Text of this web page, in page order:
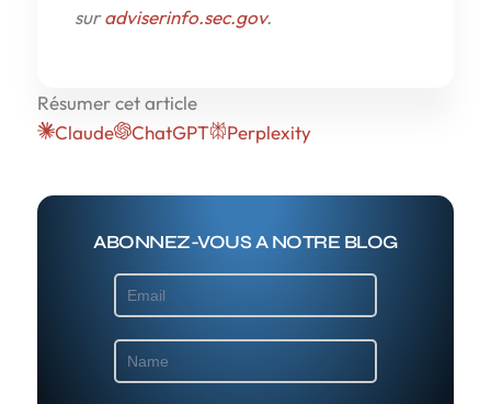
suradviserinfo.sec.gov.
Résumer cet article
Claude
ChatGPT Perplexity
ABONNEZ-VOUS A NOTRE BLOG